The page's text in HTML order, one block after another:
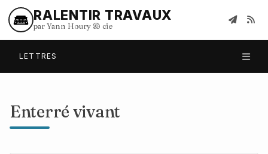
RALENTIR TRAVAUX
par Yann Houry & cie
LETTRES
Enterré vivant